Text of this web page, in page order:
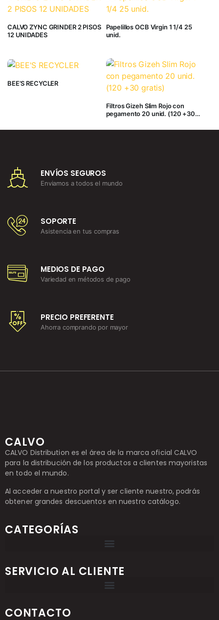
CALVO ZYNC GRINDER 2 PISOS
12 UNIDADES
Papelillos OCB Virgin 1 1/4 25
unid.
BEE’S RECYCLER
Filtros Gizeh Slim Rojo con
pegamento 20 unid. (120 +30
ENVÍOS SEGUROS
Enviamos a todos el mundo
SOPORTE
Asistencia en tus compras
MEDIOS DE PAGO
Variedad en métodos de pago
PRECIO PREFERENTE
Ahorra comprando por mayor
CALVO
CALVO Distribution es el área de la marca oficial CALVO
para la distribución de los productos a clientes mayoristas
en todo el mundo.
Al acceder a nuestro portal y ser cliente nuestro, podrás
obtener grandes descuentos en nuestro catálogo.
CATEGORÍAS
SERVICIO AL CLIENTE
CONTACTO